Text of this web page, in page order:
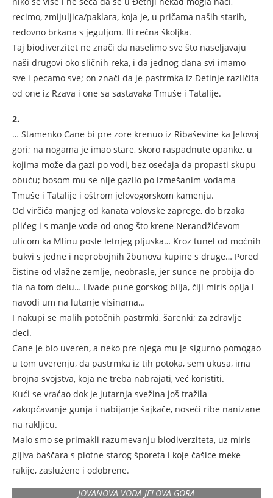
recimo, zmijuljica/paklara, koja je, u pričama naših starih,
redovno brkana s jeguljom. Ili rečna školjka.
Taj biodiverzitet ne znači da naselimo sve što naseljavaju
naši drugovi oko sličnih reka, i da jednog dana svi imamo
sve i pecamo sve; on znači da je pastrmka iz Đetinje različita
od one iz Rzava i one sa sastavaka Tmuše i Tatalije.
2.
… Stamenko Cane bi pre zore krenuo iz Ribaševine ka Jelovoj
gori; na nogama je imao stare, skoro raspadnute opanke, u
kojima može da gazi po vodi, bez osećaja da propasti skupu
obuću; bosom mu se nije gazilo po izmešanim vodama
Tmuše i Tatalije i oštrom jelovogorskom kamenju.
Od virčića manjeg od kanata volovske zaprege, do brzaka
plićeg i s manje vode od onog što krene Nerandžićevom
ulicom ka Mlinu posle letnjeg pljuska… Kroz tunel od moćnih
bukvi s jedne i neprobojnih žbunova kupine s druge… Pored
čistine od vlažne zemlje, neobrasle, jer sunce ne probija do
tla na tom delu… Livade pune gorskog bilja, čiji miris opija i
navodi um na lutanje visinama…
I nakupi se malih potočnih pastrmki, šarenki; za zdravlje
deci.
Cane je bio uveren, a neko pre njega mu je sigurno pomogao
u tom uverenju, da pastrmka iz tih potoka, sem ukusa, ima
brojna svojstva, koja ne treba nabrajati, već koristiti.
Kući se vraćao dok je jutarnja svežina još tražila
zakopčavanje gunja i nabijanje šajkače, noseći ribe nanizane
na rakljicu.
Malo smo se primakli razumevanju biodiverziteta, uz miris
gljiva baščara s plotne starog šporeta i koje čašice meke
rakije, zaslužene i odobrene.
JOVANOVA VODA JELOVA GORA